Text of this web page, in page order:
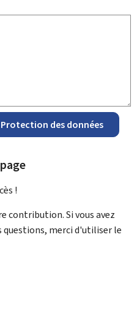
Protection des données
!
contribution. Si vous avez
questions, merci d'utiliser le